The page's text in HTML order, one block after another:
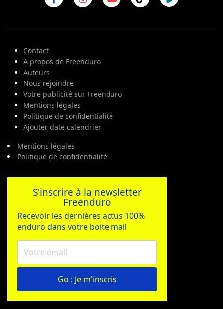
Contact
A propos de Freenduro
Auteurs
Nous rejoindre
Votre publicité sur Freenduro
Mentions légales
Politique de confidentialité
Ajouter date calendrier
Mentions légales
Politique de confidentialité
S'inscrire à la newsletter
Freenduro
Recevoir les dernières actus 100%
enduro dans votre boite mail
Go : Je m'inscris